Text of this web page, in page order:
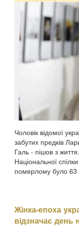
Чоловік відомої
забутих предків
Галь - пішов з
Національної
померлому було 63
Жінка-епоха
відзначає день